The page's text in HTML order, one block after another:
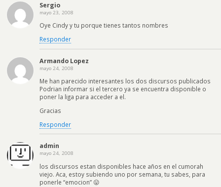
Sergio
mayo 23, 2008
Oye Cindy y tu porque tienes tantos nombres
Responder
Armando Lopez
mayo 24, 2008
Me han parecido interesantes los dos discursos publicados
Podrian informar si el tercero ya se encuentra disponible o
poner la liga para acceder a el.
Gracias
Responder
admin
mayo 24, 2008
los discursos estan disponibles hace años en el cumorah
viejo. Aca, estoy subiendo uno por semana, tu sabes, para
ponerle “emocion” 😛